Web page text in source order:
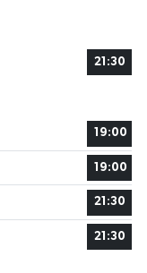
21:30
19:00
19:00
21:30
21:30